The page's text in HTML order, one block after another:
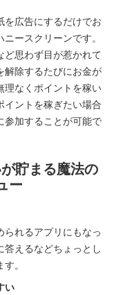
を広告にするだけでお
ースクリーンです。
ど思わず目が惹かれて
解除するたびにお金が
理なくポイントを稼い
イントを稼ぎたい場合
参加することが可能で
貯まる魔法の
ー
れるアプリにもなっ
えるなどちょっとし
。
い